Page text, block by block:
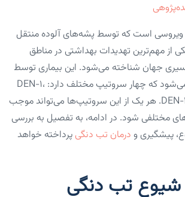
است که توسط پشه‌های آلوده منتقل
از مهم‌ترین تهدیدات بهداشتی در مناطق
جهان شناخته می‌شود. این بیماری توسط
ویروس دنگی ایجاد می‌شود که چهار سروتیپ مختلف دارد: DEN-۱،
DEN-۲، DEN-۳ و DEN-۴. هر یک از این سروتیپ‌ها می‌تواند موجب
مختلفی شود. در ادامه، به تفصیل به بررسی
پیشگیری و درمان تب دنگی پرداخته خواهد
شیوع تب دنگی